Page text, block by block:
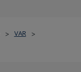
> VAR >